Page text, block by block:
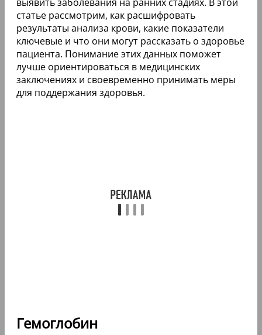
статье рассмотрим, как расшифровать
результаты анализа крови, какие показатели
ключевые и что они могут рассказать о здоровье
пациента. Понимание этих данных поможет
лучше ориентироваться в медицинских
заключениях и своевременно принимать меры
для поддержания здоровья.
Гемоглобин